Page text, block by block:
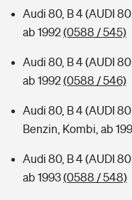
Audi 80, B 4 (AUDI
ab 1992(0588 / 545)
Audi 80, B 4 (AUDI
ab 1992(0588 / 546)
Audi 80, B 4 (AUDI
Benzin, Kombi, ab
Audi 80, B 4 (AUDI
ab 1993(0588 / 548)